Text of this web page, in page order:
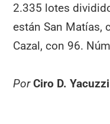
2.335 lotes
están San Matías,
Cazal, con 96.
Por Ciro D. Yacuzzi